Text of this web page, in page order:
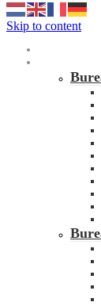
Skip to content